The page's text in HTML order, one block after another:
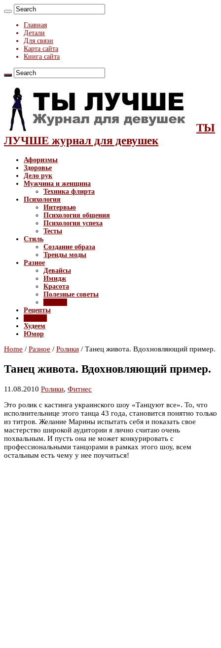
Главная
Детали
Для связи
Карта сайта
Книга сайта
ТЫ
ЛУЧШЕ журнал для девушек
Афоризмы
Здоровье
Дело рук
Мужчина и женщина
Техника флирта
Психология
Интервью
Психология общения
Психология успеха
Тесты
Стиль
Создание образа
Тренды моды
Разное
Девайсы
Имидж
Красота
Полезные советы
Рецепты
Худеем
Юмор
Home / Разное / Ролики / Танец живота. Вдохновляющий пример.
Танец живота. Вдохновляющий пример.
11.08.2010 Ролики, Фитнес
Это ролик с кастинга украинского шоу «Танцуют все». То, что
исполнительнице этого танца 43 года, становится понятно только
из титров. Желание Марины испытать себя и показать свое
мастерство широкой аудитории я лично считаю очень
похвальным. И пусть она не может конкурировать с
профессиональными танцорами в рамках этого шоу, всем
остальным есть чему у нее поучиться!